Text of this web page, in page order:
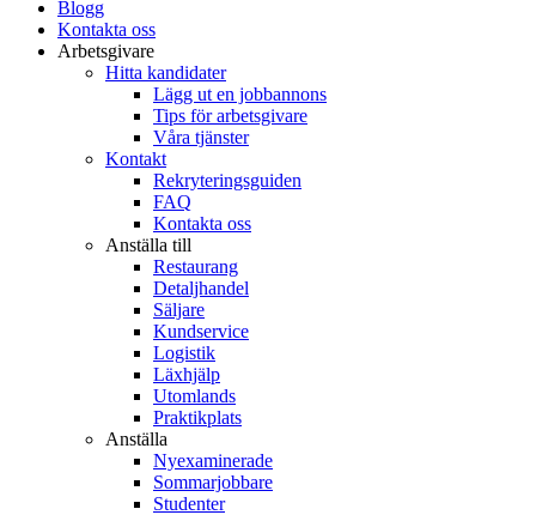
Blogg
Kontakta oss
Arbetsgivare
Hitta kandidater
Lägg ut en jobbannons
Tips för arbetsgivare
Våra tjänster
Kontakt
Rekryteringsguiden
FAQ
Kontakta oss
Anställa till
Restaurang
Detaljhandel
Säljare
Kundservice
Logistik
Läxhjälp
Utomlands
Praktikplats
Anställa
Nyexaminerade
Sommarjobbare
Studenter